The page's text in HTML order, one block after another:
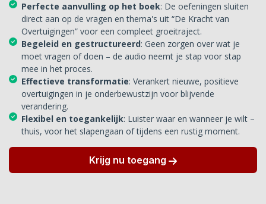
Perfecte aanvulling op het boek: De oefeningen sluiten
direct aan op de vragen en thema's uit “De Kracht van
Overtuigingen” voor een compleet groeitraject.
Begeleid en gestructureerd: Geen zorgen over wat je
moet vragen of doen – de audio neemt je stap voor stap
mee in het proces.
Effectieve transformatie: Verankert nieuwe, positieve
overtuigingen in je onderbewustzijn voor blijvende
verandering.
Flexibel en toegankelijk: Luister waar en wanneer je wilt –
thuis, voor het slapengaan of tijdens een rustig moment.
Krijg nu toegang